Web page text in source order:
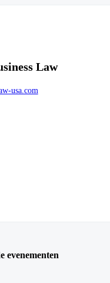
Law
usa.com
evenementen